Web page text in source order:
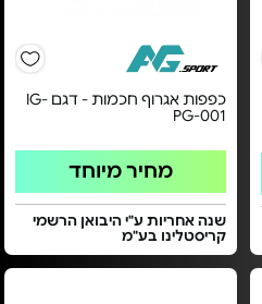
כפפות אגרוף חכמות - דגם IG-
PG-001
מחיר מיוחד
שנה אחריות ע"י היבואן הרשמי
קריסטלינו בע"מ